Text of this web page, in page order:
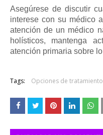
Asegúrese de discutir
interese con su médico
atención de un médico
holísticos, mantenga
atención primaria sobre
Tags: Opciones de